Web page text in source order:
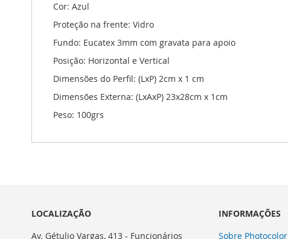
Cor: Azul
Proteção na frente: Vidro
Fundo: Eucatex 3mm com gravata para apoio
Posição: Horizontal e Vertical
Dimensões do Perfil: (LxP) 2cm x 1 cm
Dimensões Externa: (LxAxP) 23x28cm x 1cm
Peso: 100grs
LOCALIZAÇÃO
Av. Gétulio Vargas, 413 - Funcionários
INFORMAÇÕES
Sobre Photocolor